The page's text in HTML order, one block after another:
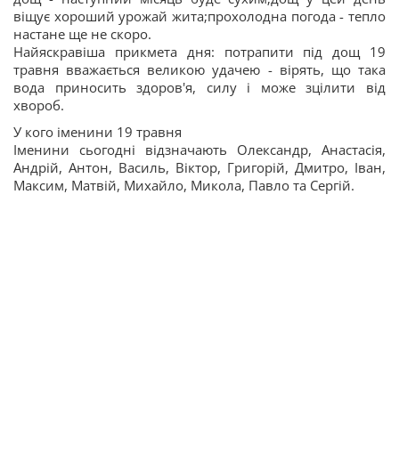
віщує хороший урожай жита;прохолодна погода - тепло
настане ще не скоро.
Найяскравіша прикмета дня: потрапити під дощ 19
травня вважається великою удачею - вірять, що така
вода приносить здоров'я, силу і може зцілити від
хвороб.
У кого іменини 19 травня
Іменини сьогодні відзначають Олександр, Анастасія,
Андрій, Антон, Василь, Віктор, Григорій, Дмитро, Іван,
Максим, Матвій, Михайло, Микола, Павло та Сергій.